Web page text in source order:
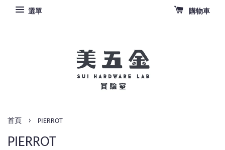
選單 購物車
首頁 › PIERROT
PIERROT